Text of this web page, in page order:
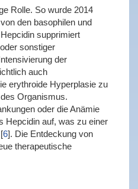
Rolle. So wurde 2014
den basophilen und
supprimiert
sonstiger
der
auch
erythroide Hyperplasie zu
Organismus.
oder die Anämie
Hepcidin auf, was zu einer
[6]. Die Entdeckung von
therapeutische